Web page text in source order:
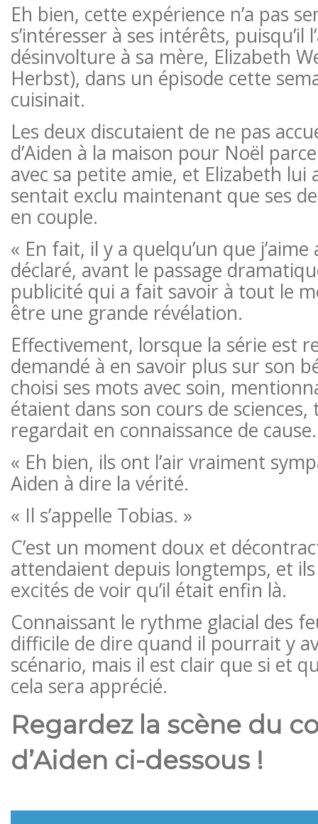
Eh bien, cette expérience n’a pas
s’intéresser à ses intérêts, puisqu’il
désinvolture à sa mère, Elizabeth
Herbst), dans un épisode cette
cuisinait.
Les deux discutaient de ne pas
d’Aiden à la maison pour Noël
avec sa petite amie, et Elizabeth lui
sentait exclu maintenant que ses
en couple.
« En fait, il y a quelqu’un que j’aime
déclaré, avant le passage
publicité qui a fait savoir à tout le
être une grande révélation.
Effectivement, lorsque la série est
demandé à en savoir plus sur son
choisi ses mots avec soin,
étaient dans son cours de
regardait en connaissance de cause.
« Eh bien, ils ont l’air vraiment
Aiden à dire la vérité.
« Il s’appelle Tobias. »
C’est un moment doux et
attendaient depuis longtemps, et
excités de voir qu’il était enfin là.
Connaissant le rythme glacial des
difficile de dire quand il pourrait y
scénario, mais il est clair que si et
cela sera apprécié.
Regardez la scène du
d’Aiden ci-dessous !